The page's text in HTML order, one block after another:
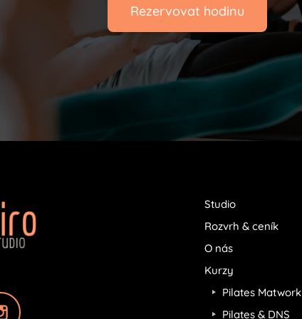
Rezervovat hodinu
Studio
Rozvrh & ceník
O nás
Kurzy
Pilates Matwork
Pilates & DNS